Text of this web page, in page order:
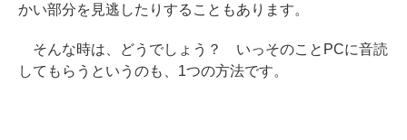
かい部分を見逃したりすることもあります。
そんな時は、どうでしょう？ いっそのことPCに音読
してもらうというのも、1つの方法です。